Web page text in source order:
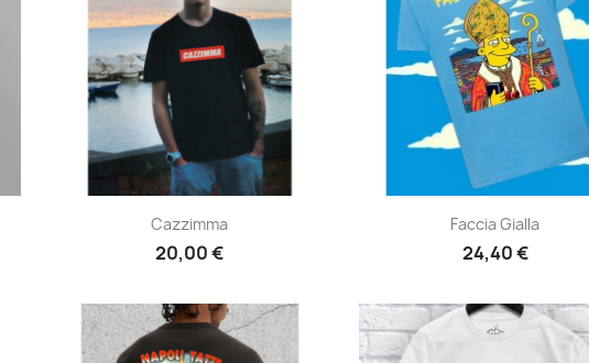
Anteprima
Cazzimma
20,00 €
Anteprima
Faccia Gialla
24,40 €